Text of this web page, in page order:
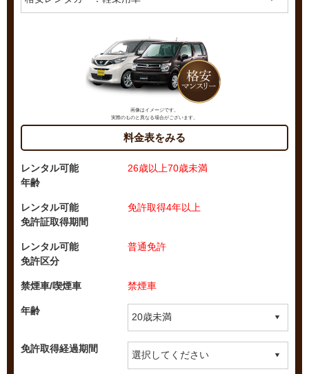
画像はイメージです。
実際のものと異なる場合がございます。
料金表をみる
レンタル可能
年齢
26歳以上70歳未満
レンタル可能
免許証取得期間
免許取得4年以上
レンタル可能
免許区分
普通免許
禁煙車/喫煙車 禁煙車
年齢
免許取得経過期間